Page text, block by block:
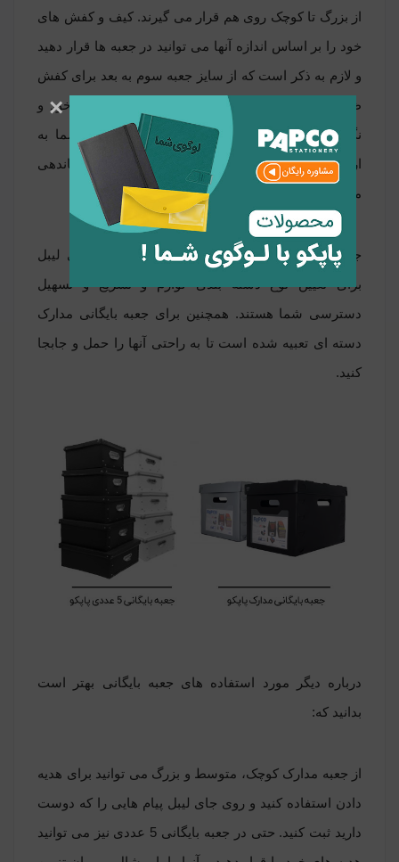
از بزرگ تا کوچک روی هم قرار می گیرند. کیف و کفش های
خود را بر اساس اندازه آنها می توانید در جعبه ها قرار دهید
و لازم به ذکر است که از سایز جعبه سوم به بعد برای کفش
ظرفیت ندارند. جعبه های 5 عددی با ظاهر جذاب خود و
نگهداری لوازم شما نظم و زیبایی را برای اتاق شما به
ارمغان می آورند و هر جایی که باشند آنجا را سازماندهی
می کنند.
جعبه بایگانی مدارک و جعبه های 5 عددی نیز دارای لیبل
برای تعیین نوع دسته بندی لوازم و تسریع و تسهیل
دسترسی شما هستند. همچنین برای جعبه بایگانی مدارک
دسته ای تعبیه شده است تا به راحتی آنها را حمل و جابجا
کنید.
درباره دیگر مورد استفاده های جعبه بایگانی بهتر است
بدانید که:
از جعبه مدارک کوچک، متوسط و بزرگ می توانید برای هدیه
دادن استفاده کنید و روی جای لیبل پیام هایی را که دوست
دارید ثبت کنید. حتی در جعبه بایگانی 5 عددی نیز می توانید
×